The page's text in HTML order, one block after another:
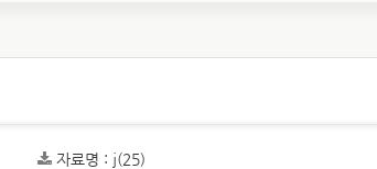
자료명 : j(25)